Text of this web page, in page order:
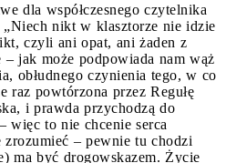
dla współczesnego czytelnika
„Niech nikt w klasztorze nie idzie
czyli ani opat, ani żaden z
jak może podpowiada nam wąż
obłudnego czynienia tego, w co
raz powtórzona przez Regułę
i prawda przychodzą do
więc to nie chcenie serca
– pewnie tu chodzi
ma być drogowskazem. Życie